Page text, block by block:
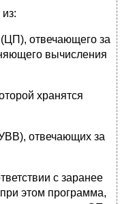
отвечающего за
вычисления
хранятся
отвечающих за
с заранее
этом программа,